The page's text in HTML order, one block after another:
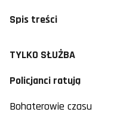
Spis treści
TYLKO SŁUŻBA
Policjanci ratują
Bohaterowie czasu